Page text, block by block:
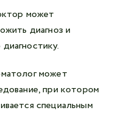
может
диагноз и
может
при котором
специальным